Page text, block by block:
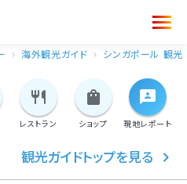
海外観光ガイド シンガポール 観光
レストラン ショップ 現地レポート
観光ガイドトップを見る